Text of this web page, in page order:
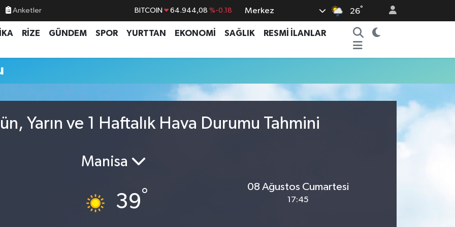
Anketler BITCOIN 64.944,08 %-0.18
DOLAR 47,7436 %0.18
GRAM ALTIN 6660.55 %0.03
BİST100 13.779 %-14
Merkez 26°
RİZE GÜNDEM SPOR YURTTAN EKONOMİ SAĞLIK
RESMİ İLANLAR
Yarın ve 1 Haftalık Hava Durumu Tahmini
Manisa
39°
08 Ağustos Cumartesi
17:45